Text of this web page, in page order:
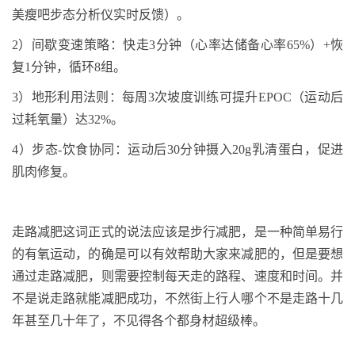
美瘦吧步态分析仪实时反馈） 。
2） 间歇变速策略：快走3分钟（心率达储备心率65%） +恢
复1 分钟，循环8组。
3） 地形利用法则：每周 3次坡度训练可提升EPOC （运动后
过耗氧量）达32%。
4） 步态-饮食协同：运动后30分钟摄入20g乳清蛋白，促进
肌肉修复。
走路减肥这词正式的说法应该是步行减肥，是一种简单易行
的有氧运动，的确是可以有效帮助大家来减肥的，但是要想
通过走路减肥，则需要控制每天走的路程、速度和时间。并
不是说走路就能减肥成功，不然街上行人哪个不是走路十几
年甚至几十年了，不见得各个都身材超级棒。